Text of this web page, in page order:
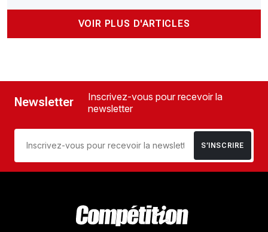
VOIR PLUS D'ARTICLES
Newsletter
Inscrivez-vous pour recevoir la
newsletter
S’INSCRIRE